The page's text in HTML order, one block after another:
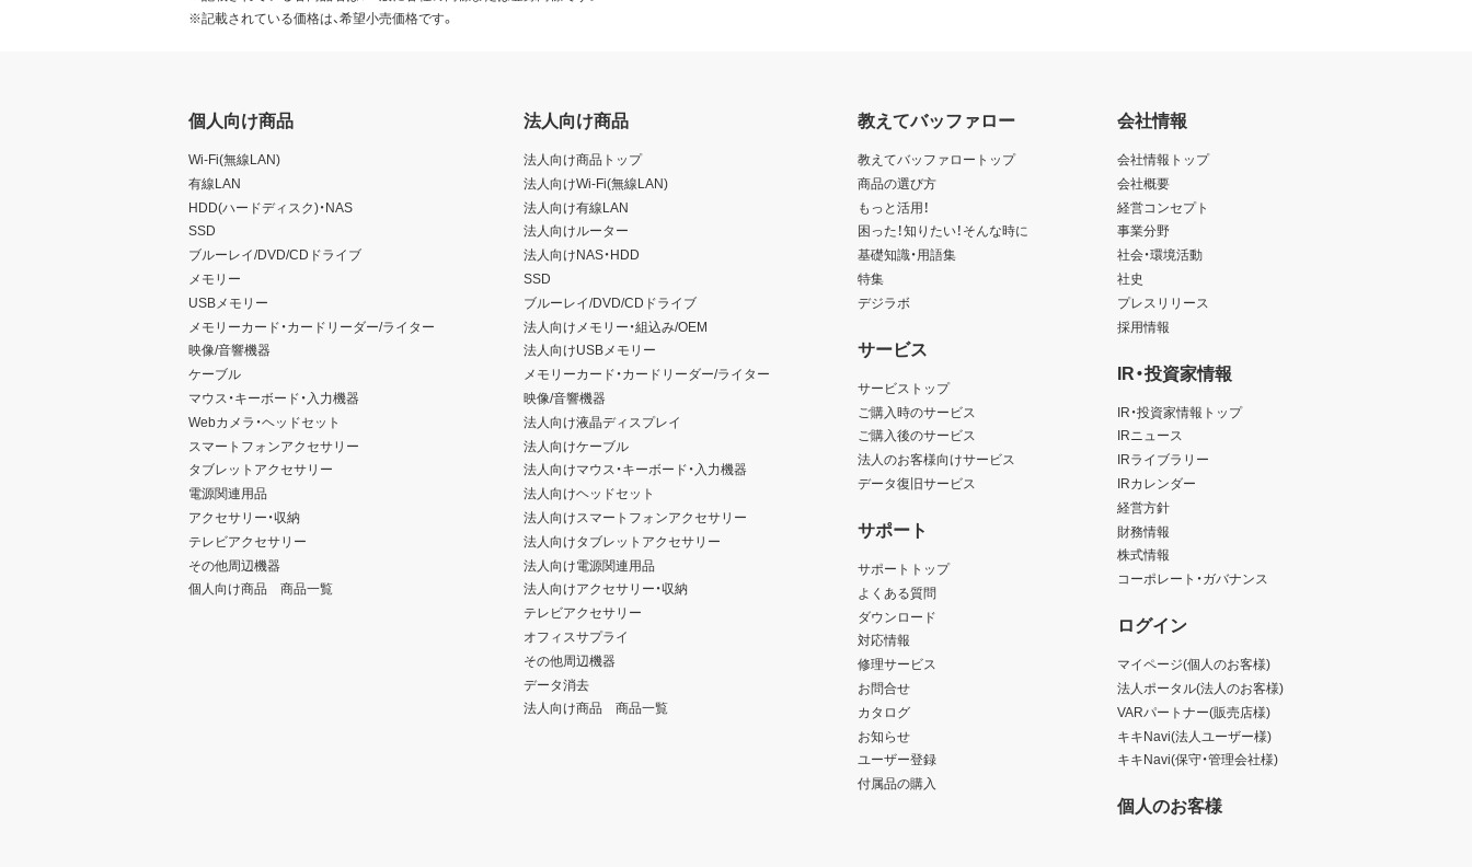
※記載されている価格は、希望小売価格です。
個人向け商品
Wi-Fi(無線LAN)
有線LAN
HDD(ハードディスク)・NAS
SSD
ブルーレイ/DVD/CDドライブ
メモリー
USBメモリー
メモリーカード・カードリーダー/ライター
映像/音響機器
ケーブル
マウス・キーボード・入力機器
Webカメラ・ヘッドセット
スマートフォンアクセサリー
タブレットアクセサリー
電源関連用品
アクセサリー・収納
テレビアクセサリー
その他周辺機器
個人向け商品 商品一覧
法人向け商品
法人向け商品トップ
法人向けWi-Fi(無線LAN)
法人向け有線LAN
法人向けルーター
法人向けNAS・HDD
SSD
ブルーレイ/DVD/CDドライブ
法人向けメモリー・組込み/OEM
法人向けUSBメモリー
メモリーカード・カードリーダー/ライター
映像/音響機器
法人向け液晶ディスプレイ
法人向けケーブル
法人向けマウス・キーボード・入力機器
法人向けヘッドセット
法人向けスマートフォンアクセサリー
法人向けタブレットアクセサリー
法人向け電源関連用品
法人向けアクセサリー・収納
テレビアクセサリー
オフィスサプライ
その他周辺機器
データ消去
法人向け商品 商品一覧
教えてバッファロー
教えてバッファロートップ
商品の選び方
もっと活用！
困った！知りたい！そんな時に
基礎知識・用語集
特集
デジラボ
サービス
サービストップ
ご購入時のサービス
ご購入後のサービス
法人のお客様向けサービス
データ復旧サービス
サポート
サポートトップ
よくある質問
ダウンロード
対応情報
修理サービス
お問合せ
カタログ
お知らせ
ユーザー登録
付属品の購入
会社情報
会社情報トップ
会社概要
経営コンセプト
事業分野
社会・環境活動
社史
プレスリリース
採用情報
IR・投資家情報
IR・投資家情報トップ
IRニュース
IRライブラリー
IRカレンダー
経営方針
財務情報
株式情報
コーポレート・ガバナンス
ログイン
マイページ(個人のお客様)
法人ポータル(法人のお客様)
VARパートナー(販売店様)
キキNavi(法人ユーザー様)
キキNavi(保守・管理会社様)
個人のお客様